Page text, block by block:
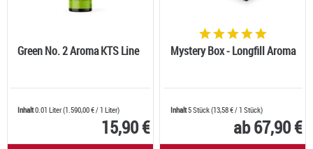
Green No. 2 Aroma KTS Line
Inhalt0.01 Liter(1.590,00 €/ 1 Liter)
15,90 €
Mystery Box - Longfill Aroma
Inhalt5 Stück(13,58 €/ 1 Stück)
ab 67,90 €